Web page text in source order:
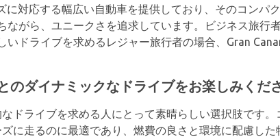
に対応する幅広い自動車を提供しており、そのコンパ
ながら、ユニークさを追求しています。ビジネス旅行
いドライブを求めるレジャー旅行者の場合、Gran
のダイナミックなドライブをお楽しみくだ
ドライブを求める人にとって素晴らしい選択肢です
に走るのに最適であり、燃費の良さと環境に配慮し